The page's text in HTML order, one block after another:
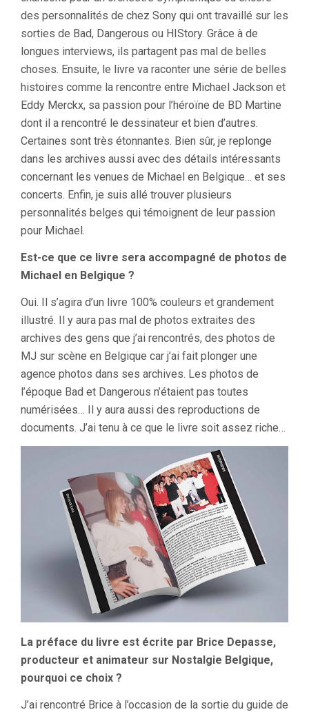
des personnalités de chez Sony qui ont travaillé sur les
sorties de Bad, Dangerous ou HIStory. Grâce à de
longues interviews, ils partagent pas mal de belles
choses. Ensuite, le livre va raconter une série de belles
histoires comme la rencontre entre Michael Jackson et
Eddy Merckx, sa passion pour l’héroïne de BD Martine
dont il a rencontré le dessinateur et bien d’autres.
Certaines sont très étonnantes. Bien sûr, je replonge
dans les archives aussi avec des détails intéressants
concernant les venues de Michael en Belgique… et ses
concerts. Enfin, je suis allé trouver plusieurs
personnalités belges qui témoignent de leur passion
pour Michael.
Est-ce que ce livre sera accompagné de photos de
Michael en Belgique ?
Oui. Il s’agira d’un livre 100% couleurs et grandement
illustré. Il y aura pas mal de photos extraites des
archives des gens que j’ai rencontrés, des photos de
MJ sur scène en Belgique car j’ai fait plonger une
agence photos dans ses archives. Les photos de
l’époque Bad et Dangerous n’étaient pas toutes
numérisées… Il y aura aussi des reproductions de
documents. J’ai tenu à ce que le livre soit assez riche…
La préface du livre est écrite par Brice Depasse,
producteur et animateur sur Nostalgie Belgique,
pourquoi ce choix ?
J’ai rencontré Brice à l’occasion de la sortie du guide de